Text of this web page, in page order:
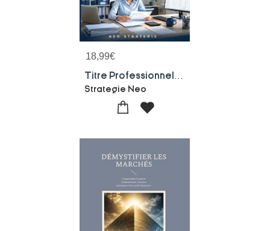
18,99€
Strategie Neo